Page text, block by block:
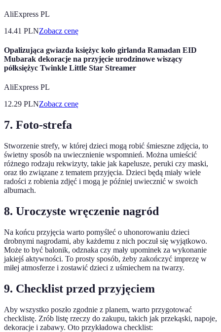
AliExpress PL
14.41 PLNZobacz cenę
Opalizująca gwiazda księżyc koło girlanda Ramadan EID
Mubarak dekoracje na przyjęcie urodzinowe wiszący
półksiężyc Twinkle Little Star Streamer
AliExpress PL
12.29 PLNZobacz cenę
7. Foto-strefa
Stworzenie strefy, w której dzieci mogą robić śmieszne zdjęcia, to
świetny sposób na uwiecznienie wspomnień. Można umieścić
różnego rodzaju rekwizyty, takie jak kapelusze, peruki czy maski,
oraz tło związane z tematem przyjęcia. Dzieci będą miały wiele
radości z robienia zdjęć i mogą je później uwiecznić w swoich
albumach.
8. Uroczyste wręczenie nagród
Na końcu przyjęcia warto pomyśleć o uhonorowaniu dzieci
drobnymi nagrodami, aby każdemu z nich poczuł się wyjątkowo.
Może to być balonik, odznaka czy mały upominek za wykonanie
jakiejś aktywności. To prosty sposób, żeby zakończyć imprezę w
miłej atmosferze i zostawić dzieci z uśmiechem na twarzy.
9. Checklist przed przyjęciem
Aby wszystko poszło zgodnie z planem, warto przygotować
checklistę. Zrób listę rzeczy do zakupu, takich jak przekąski, napoje,
dekoracje i zabawy. Oto przykładowa checklist: